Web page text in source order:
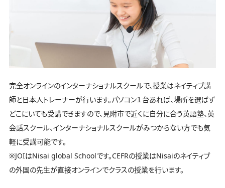
完全オンラインのインターナショナルスクールで、授業はネイティブ講
師と日本人トレーナーが行います。パソコン１台あれば、場所を選ばず
どこにいても受講できますので、見附市で近くに自分に合う英語塾、英
会話スクール、インターナショナルスクールがみつからない方でも気
軽に受講可能です。
※JOIはNisai global Schoolです。CEFRの授業はNisaiのネイティブ
の外国の先生が直接オンラインでクラスの授業を行います。